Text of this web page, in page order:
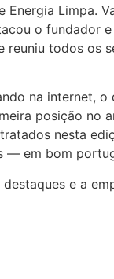
Limpa.
o
todos os
na internet,
posição no
nesta
em bom
e a